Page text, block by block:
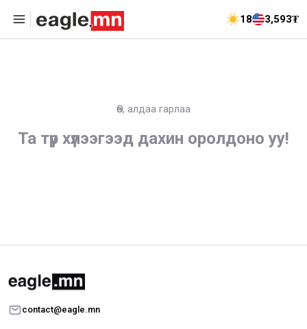
18 3,593₮
Өө, алдаа гарлаа
Та түр хүлээгээд дахин оролдоно уу!
contact@eagle.mn